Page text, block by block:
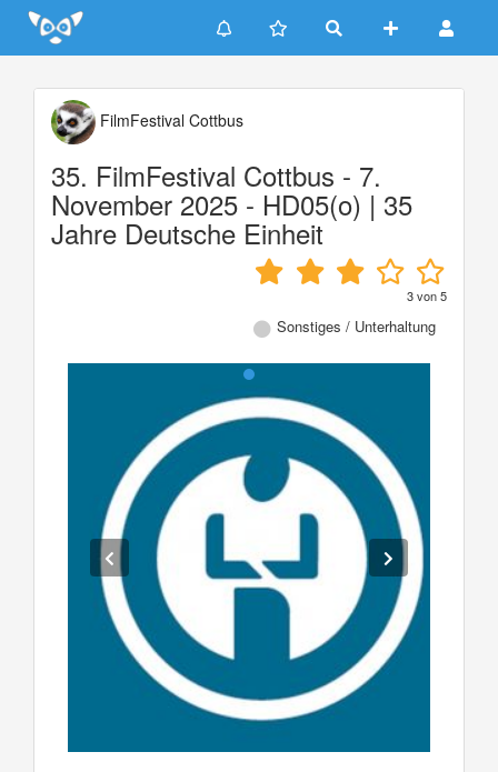
Update cookies preferences
FilmFestival Cottbus
35. FilmFestival Cottbus - 7.
November 2025 - HD05(o) | 35
Jahre Deutsche Einheit
3von5
Sonstiges / Unterhaltung